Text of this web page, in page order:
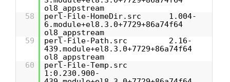
ol8_appstream
58
perl-File-HomeDir.src 1.004-
6.module+el8.3.0+7729+86a74f64
ol8_appstream
59
perl-File-Path.src 2.16-
439.module+el8.3.0+7729+86a74f64
ol8_appstream
60
perl-File-Temp.src
1:0.230.900-